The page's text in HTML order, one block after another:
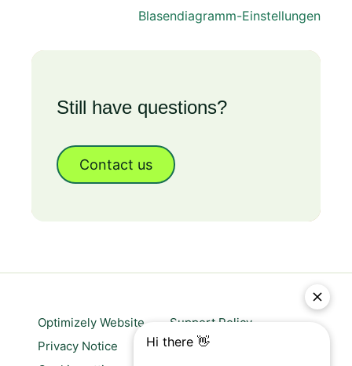
Blasendiagramm-Einstellungen
Still have questions?
Contact us
Optimizely Website
Support Policy
Privacy Notice
Website terms of use